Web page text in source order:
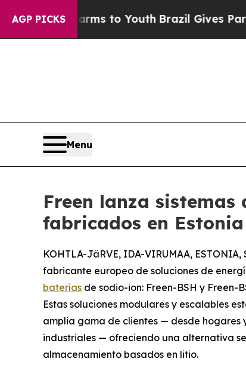
AGP PICKS
to YouthBrazil Gives Parents Social
Menu
Freen lanza
fabricados en Estonia
KOHTLA-JäRVE, IDA-VIRUMAA,
fabricante europeo de soluciones de
baterías de sodio-ion: Freen-BSH y Freen-
Estas soluciones modulares y escalables
amplia gama de clientes — desde hogares
industriales — ofreciendo una alternativa
almacenamiento basados en litio.